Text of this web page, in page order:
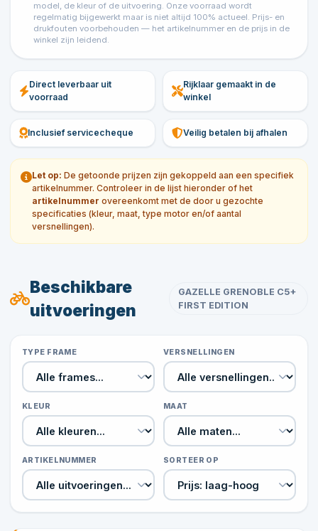
model, de kleur of de uitvoering. Onze voorraad wordt
regelmatig bijgewerkt maar is niet altijd 100% actueel. Prijs- en
drukfouten voorbehouden — het artikelnummer en de prijs in de
winkel zijn leidend.
Direct leverbaar uit
voorraad
Rijklaar gemaakt in de
winkel
Inclusief servicecheque Veilig betalen bij afhalen
Let op: De getoonde prijzen zijn gekoppeld aan een specifiek
artikelnummer. Controleer in de lijst hieronder of het
artikelnummer overeenkomt met de door u gezochte
specificaties (kleur, maat, type motor en/of aantal
versnellingen).
Beschikbare
uitvoeringen
GAZELLE GRENOBLE C5+
FIRST EDITION
TYPE FRAME VERSNELLINGEN
KLEUR MAAT
ARTIKELNUMMER SORTEER OP